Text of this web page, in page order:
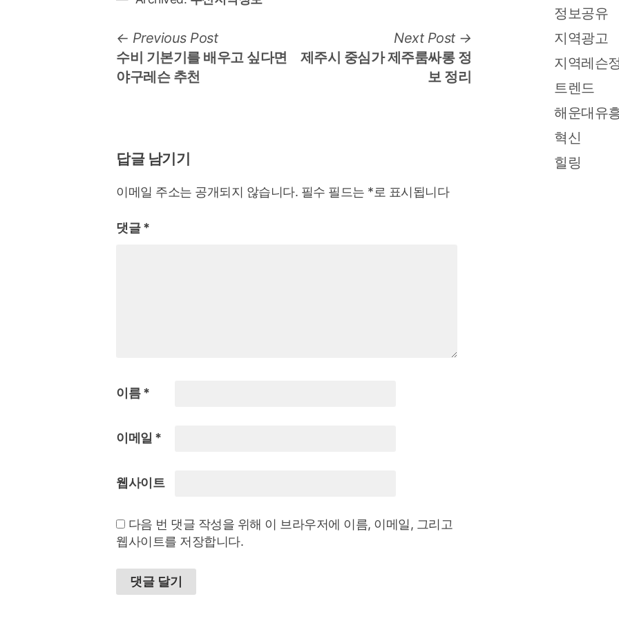
글
탐
Previous PostPrevious
post:
수비 기본기를 배우고 싶다면
야구레슨 추천
Next Post
제주시 중심가 제주룸싸롱 정
보 정리
답글 남기기
이메일 주소는 공개되지 않습니다. 필수 필드는 *로 표시됩니다
댓글*
이름*
이메일 *
웹사이트
다음 번 댓글 작성을 위해 이 브라우저에 이름, 이메일, 그리고
웹사이트를 저장합니다.
정보공유
지역광고
지역레슨
트렌드
해운대유
혁신
힐링